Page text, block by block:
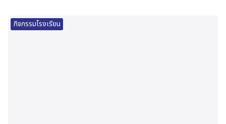
กิจกรรมโรงเรียน